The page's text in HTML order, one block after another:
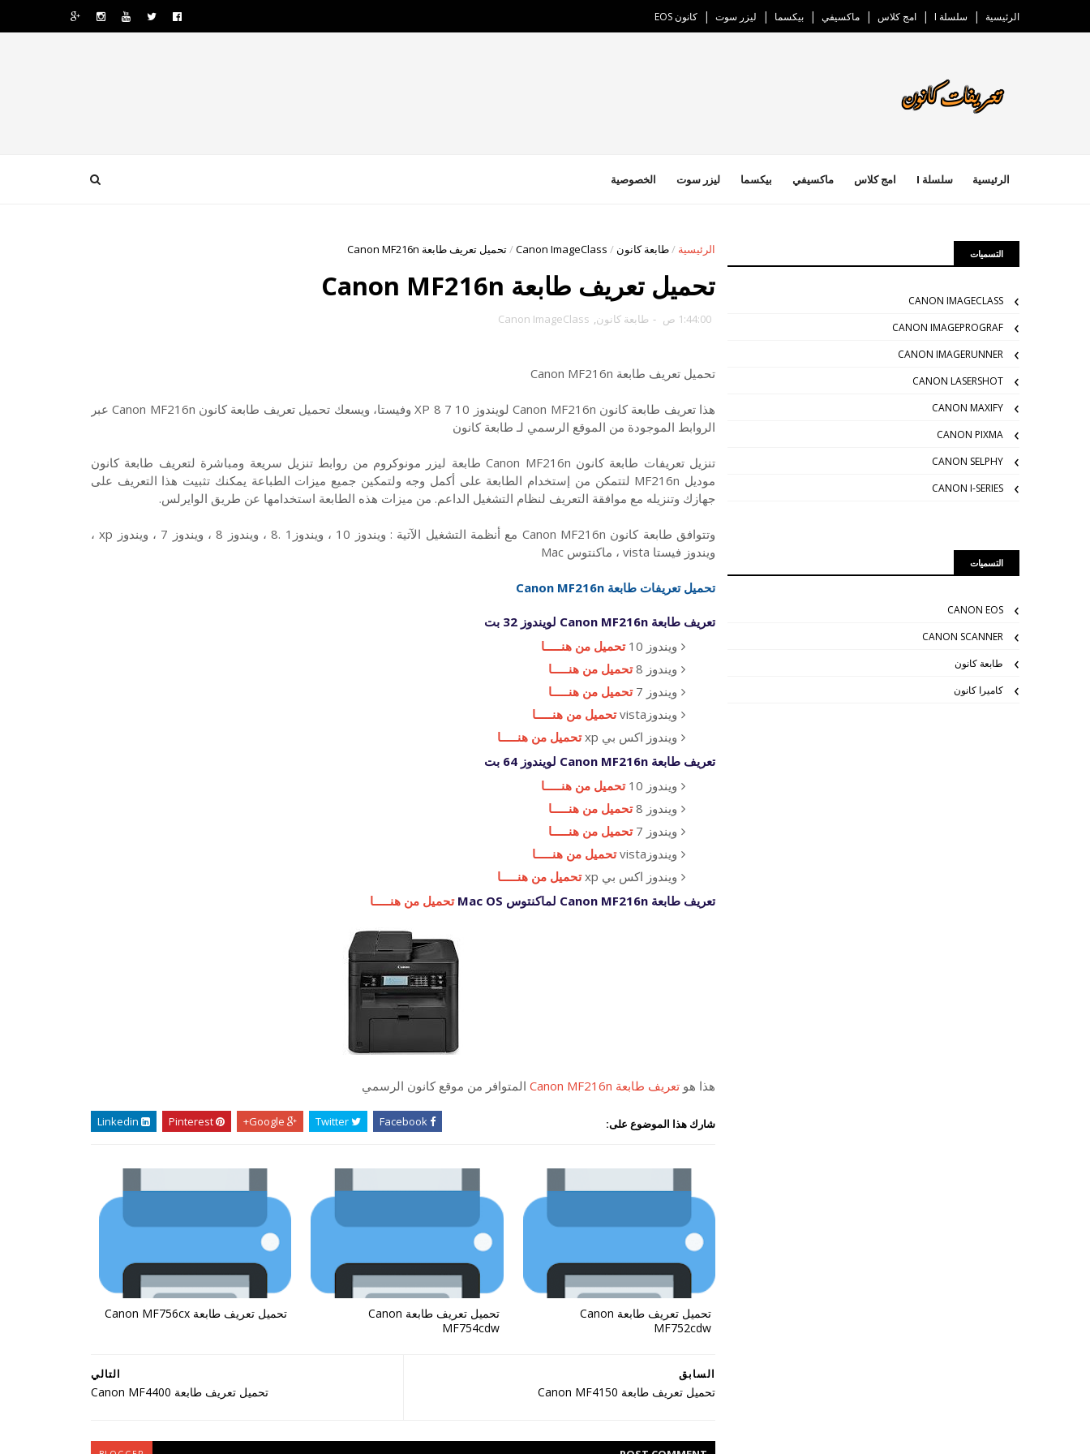
الرئيسية سلسلة I امج كلاس ماكسيفي بيكسما ليزر سوت كانون EOS
الرئيسية سلسلة I امج كلاس ماكسيفي بيكسما ليزر سوت الخصوصية
الرئيسية /طابعة كانون /
Canon ImageClass
/تحميل تعريف طابعة Canon MF216n
تحميل تعريف طابعة Canon MF216n
1:44:00 ص - طابعة كانون,
Canon ImageClass
تحميل تعريف طابعة Canon MF216n
هذا تعريف طابعة كانون Canon MF216n لويندوز 10 7 8 XP وفيستا، ويسعك تحميل تعريف طابعة كانون Canon MF216n عبر
الروابط الموجودة من الموقع الرسمي لـ طابعة كانون
تنزيل تعريفات طابعة كانون Canon MF216n طابعة ليزر مونوكروم من روابط تنزيل سريعة ومباشرة لتعريف طابعة كانون
موديل MF216n لتتمكن من إستخدام الطابعة على أكمل وجه ولتمكين جميع ميزات الطباعة يمكنك تثبيت هذا التعريف على
جهازك وتنزيله مع موافقة التعريف لنظام التشغيل الداعم. من ميزات هذه الطابعة استخدامها عن طريق الوايرلس.
وتتوافق طابعة كانون Canon MF216n مع أنظمة التشغيل الآتية : ويندوز 10 ، ويندوز1 .8 ، ويندوز 8 ، ويندوز 7 ، ويندوز xp ،
ويندوز فيستا vista ، ماكنتوس Mac
تحميل تعريفات طابعة Canon MF216n
تعريف طابعة Canon MF216n لويندوز 32 بت
ويندوز 10
تحميل من هنـــــا
ويندوز 8
تحميل من هنـــــا
ويندوز 7
تحميل من هنـــــا
ويندوزvista
تحميل من هنـــــا
ويندوز اكس بي xp
تحميل من هنـــــا
تعريف طابعة Canon MF216n لويندوز 64 بت
ويندوز 10
تحميل من هنـــــا
ويندوز 8
تحميل من هنـــــا
ويندوز 7
تحميل من هنـــــا
ويندوزvista
تحميل من هنـــــا
ويندوز اكس بي xp
تحميل من هنـــــا
تعريف طابعة Canon MF216n لماكنتوس Mac OS
تحميل من هنـــــا
هذا هو تعريف طابعة Canon MF216n المتوافر من موقع كانون الرسمي
شارك هذا الموضوع على:
تحميل تعريف طابعة Canon
MF752cdw
تحميل تعريف طابعة Canon
MF754cdw
تحميل تعريف طابعة Canon MF756cx
التالي
تحميل تعريف طابعة Canon MF4400
السابق
تحميل تعريف طابعة Canon MF4150
التسميات
CANON IMAGECLASS
CANON IMAGEPROGRAF
CANON IMAGERUNNER
CANON LASERSHOT
CANON MAXIFY
CANON PIXMA
CANON SELPHY
CANON I-SERIES
التسميات
CANON EOS
CANON SCANNER
طابعة كانون
كاميرا كانون